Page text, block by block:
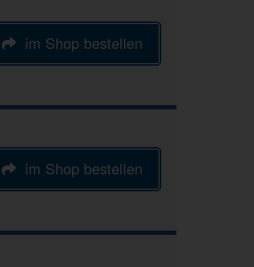
im Shop bestellen
im Shop bestellen